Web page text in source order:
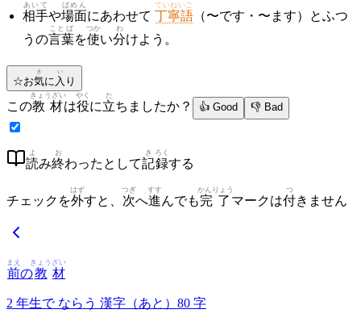
相手
あいて
や場面
ばめん
にあわせて 丁寧語
ていねいご
（〜です・〜ます）とふつ
うの言葉
ことば
を使
つか
い分
わ
けよう。
☆お気
き
に 入
い
り
この教材
きょうざい
は役
やく
に立
た
ちましたか？ 👍 Good 👎 Bad
読
よ
み終
お
わったとして記
き
録
ろく
する
チェックを外
はず
すと、 次
つぎ
へ進
すす
んでも完了
かんりょう
マークは付
つ
きません
前
まえ
の教
きょう
材
ざい
2 年生で ならう 漢字（あと）80 字